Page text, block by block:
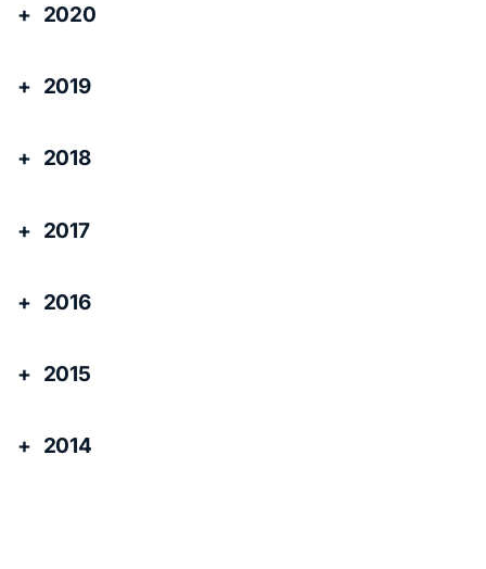
2020
2019
2018
2017
2016
2015
2014